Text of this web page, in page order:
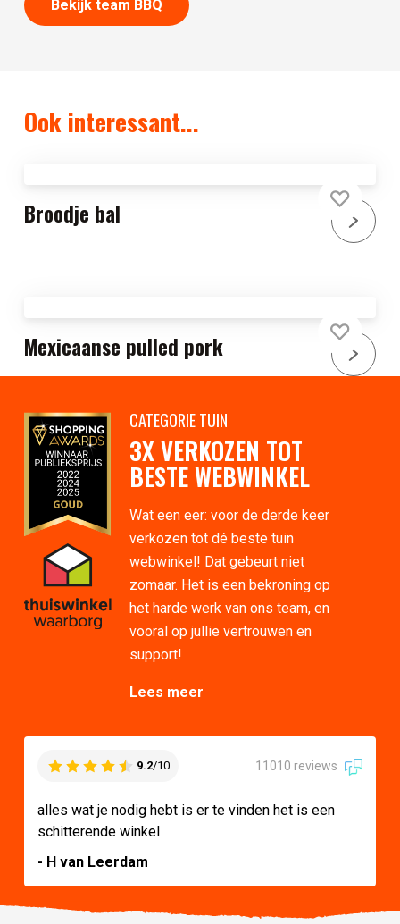
Bekijk team BBQ
Ook interessant...
Broodje bal
Mexicaanse pulled pork
CATEGORIE TUIN
3X VERKOZEN TOT
BESTE WEBWINKEL
Wat een eer: voor de derde keer
verkozen tot dé beste tuin
webwinkel! Dat gebeurt niet
zomaar. Het is een bekroning op
het harde werk van ons team, en
vooral op jullie vertrouwen en
support!
Lees meer
9.2/10 11010 reviews
alles wat je nodig hebt is er te vinden het is een
schitterende winkel
- H van Leerdam